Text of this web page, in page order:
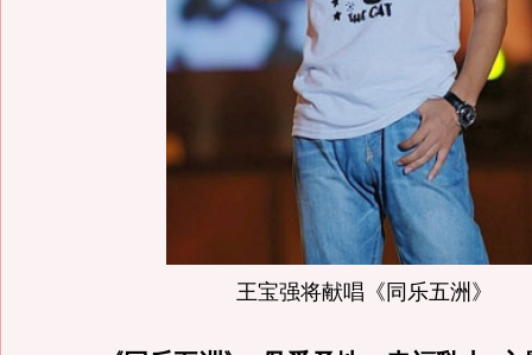
王宝强将献唱《同乐五洲》